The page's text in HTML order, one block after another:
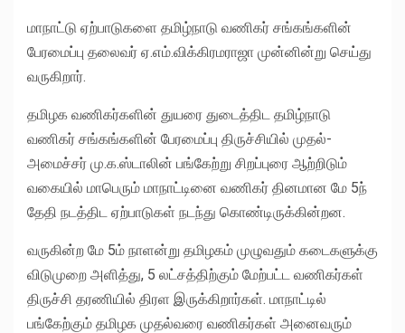
மாநாட்டு ஏற்பாடுகளை தமிழ்நாடு வணிகர் சங்கங்களின்
பேரமைப்பு தலைவர் ஏ.எம்.விக்கிரமராஜா முன்னின்று செய்து
வருகிறார்.
தமிழக வணிகர்களின் துயரை துடைத்திட தமிழ்நாடு
வணிகர் சங்கங்களின் பேரமைப்பு திருச்சியில் முதல்-
அமைச்சர் மு.க.ஸ்டாலின் பங்கேற்று சிறப்புரை ஆற்றிடும்
வகையில் மாபெரும் மாநாட்டினை வணிகர் தினமான மே 5ந்
தேதி நடத்திட ஏற்பாடுகள் நடந்து கொண்டிருக்கின்றன.
வருகின்ற மே 5ம் நாளன்று தமிழகம் முழுவதும் கடைகளுக்கு
விடுமுறை அளித்து, 5 லட்சத்திற்கும் மேற்பட்ட வணிகர்கள்
திருச்சி தரணியில் திரள இருக்கிறார்கள். மாநாட்டில்
பங்கேற்கும் தமிழக முதல்வரை வணிகர்கள் அனைவரும்